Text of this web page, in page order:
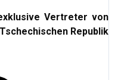
Vertreter von
Republik